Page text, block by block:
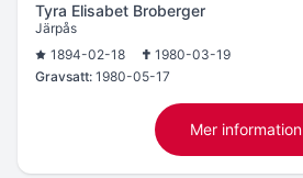
Tyra Elisabet Broberger
Järpås
1894-02-18
1980-03-19
Gravsatt: 1980-05-17
Mer information